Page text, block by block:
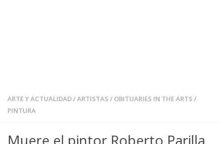
ARTE Y ACTUALIDAD/ARTISTAS / OBITUARIES IN THE ARTS /
PINTURA
Muere el pintor Roberto Parilla